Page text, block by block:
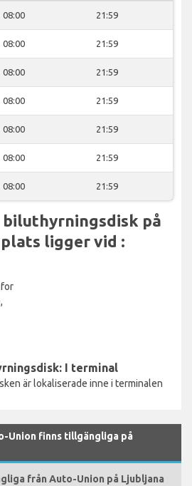
08:00 21:59
08:00 21:59
08:00 21:59
08:00 21:59
08:00 21:59
08:00 21:59
08:00 21:59
biluthyrningsdisk på
ligger vid :
for
I terminal
är lokaliserade inne i terminalen
Union finns tillgängliga på
från Auto-Union på Ljubljana